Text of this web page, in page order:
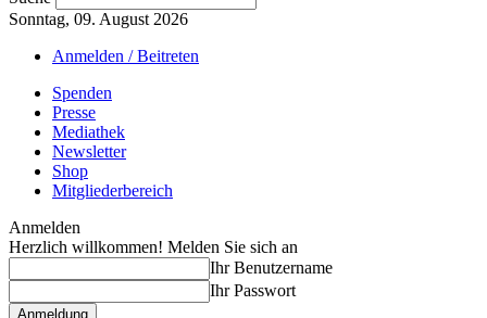
Sonntag, 09. August 2026
Anmelden / Beitreten
Spenden
Presse
Mediathek
Newsletter
Shop
Mitgliederbereich
Anmelden
Herzlich willkommen! Melden Sie sich an
Ihr Benutzername
Ihr Passwort